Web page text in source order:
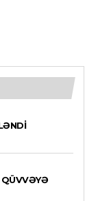
QÜVVƏYƏ